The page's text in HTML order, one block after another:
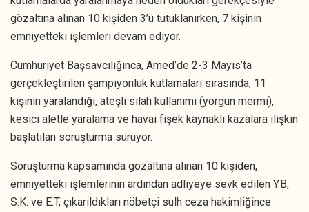
gözaltına alınan 10 kişiden 3’ü tutuklanırken, 7 kişinin
emniyetteki işlemleri devam ediyor.
Cumhuriyet Başsavcılığınca, Amed’de 2-3 Mayıs’ta
gerçekleştirilen şampiyonluk kutlamaları sırasında, 11
kişinin yaralandığı, ateşli silah kullanımı (yorgun mermi),
kesici aletle yaralama ve havai fişek kaynaklı kazalara ilişkin
başlatılan soruşturma sürüyor.
Soruşturma kapsamında gözaltına alınan 10 kişiden,
emniyetteki işlemlerinin ardından adliyeye sevk edilen Y.B,
S.K. ve E.T, çıkarıldıkları nöbetçi sulh ceza hakimliğince